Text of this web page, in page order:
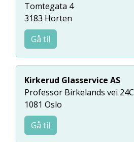
Tomtegata 4
3183 Horten
Gå til
Kirkerud Glasservice AS
Professor Birkelands vei 24C
1081 Oslo
Gå til